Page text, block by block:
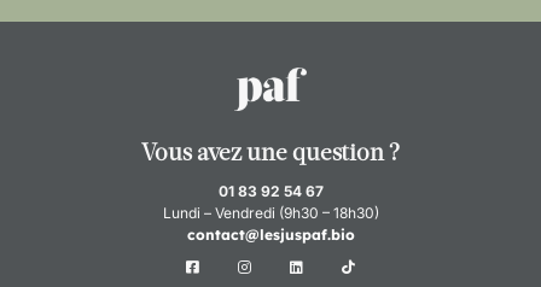
Vous avez une question ?
01 83 92 54 67
Lundi – Vendredi (9h30 – 18h30)
contact@lesjuspaf.bio